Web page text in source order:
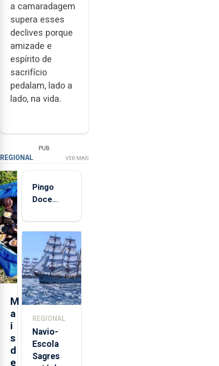
a camaradagem
supera esses
declives porque
amizade e
espírito de
sacrifício
pedalam, lado a
lado, na vida.
PUB
REGIONAL VER MAIS
M
a
i
s
d
e
Pingo
Doce
quinta-
feira nova
loja em
São
Sebastião
e cria 30
postos de
REGIONAL
Navio-
Escola
Sagres